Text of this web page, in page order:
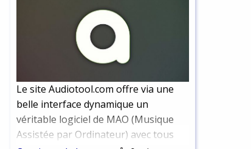
Le site Audiotool.com offre via une
belle interface dynamique un
véritable logiciel de MAO (Musique
Assistée par Ordinateur) avec tous